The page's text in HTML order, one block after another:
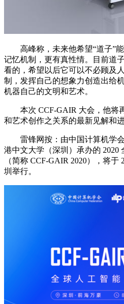
高峰称，未来他希望“道子”能
记忆机制，更有真性情。目前道
看的，希望以后它可以不必顾及
制，发挥自己的想象力创造出给
机器自己的文明和艺术。
本次 CCF-GAIR 大会，他将
和艺术创作之关系的最新见解和
雷锋网按：由中国计算机学会
港中文大学（深圳）承办的 2020
（简称 CCF-GAIR 2020），将于
圳举行。